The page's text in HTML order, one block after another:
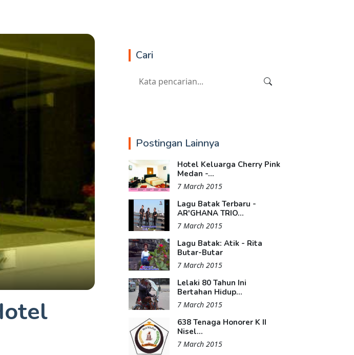
Cari
Postingan Lainnya
Hotel Keluarga Cherry Pink
Medan -...
7 March 2015
Lagu Batak Terbaru -
AR'GHANA TRIO...
7 March 2015
Lagu Batak: Atik - Rita
Butar-Butar
7 March 2015
Lelaki 80 Tahun Ini
Bertahan Hidup...
7 March 2015
638 Tenaga Honorer K II
Nisel...
7 March 2015